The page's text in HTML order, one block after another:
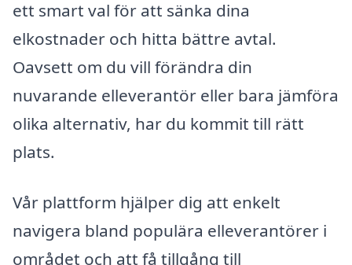
ett smart val för att sänka dina
elkostnader och hitta bättre avtal.
Oavsett om du vill förändra din
nuvarande elleverantör eller bara jämföra
olika alternativ, har du kommit till rätt
plats.
Vår plattform hjälper dig att enkelt
navigera bland populära elleverantörer i
området och att få tillgång till